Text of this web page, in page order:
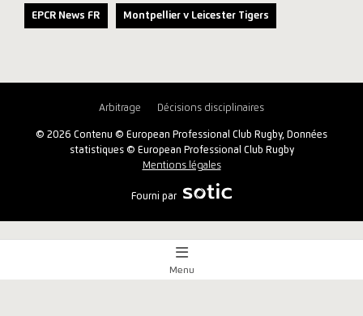
EPCR News FR Montpellier v Leicester Tigers
Arbitrage Décisions disciplinaires
© 2026 Contenu © European Professional Club Rugby, Données
statistiques © European Professional Club Rugby
Mentions légales
Fourni par
Aperçu
Menu